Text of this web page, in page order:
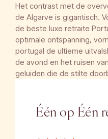
Het contrast met de
de Algarve is gigantisch.
de beste luxe retraite
optimale ontspanning,
portugal de ultieme
de avond en het ruisen
geluiden die de stilte
Één op Één